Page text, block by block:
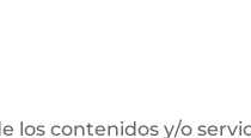
contenidos y/o